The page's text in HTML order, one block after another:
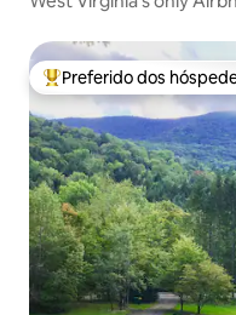
Entre os melhores
Preferido dos